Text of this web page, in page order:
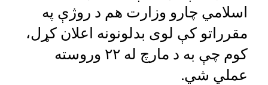
اسلامي چارو وزارت هم د روژې په
مقرراتو کې لوی بدلونونه اعلان کړل،
کوم چې به د مارچ له ۲۲ وروسته
عملي شي.